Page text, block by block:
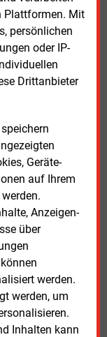
Plattformen. Mit
persönlichen
oder IP-
Drittanbieter
Geräte-
auf Ihrem
Anzeigen-
über
werden.
werden, um
Inhalten kann
erscheinen
DEW 21 mit
der
im
an
aus dem
Raum.
die
oder
und
fest?